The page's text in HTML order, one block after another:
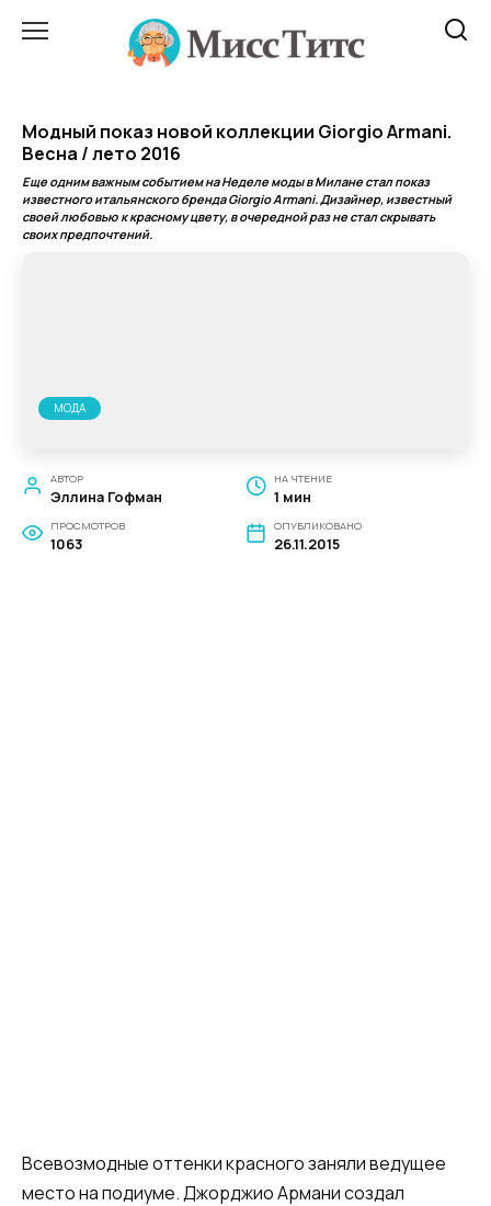
Модный показ новой коллекции Giorgio Armani.
Весна / лето 2016
Еще одним важным событием на Неделе моды в Милане стал показ
известного итальянского бренда Giorgio Armani. Дизайнер, известный
своей любовью к красному цвету, в очередной раз не стал скрывать
своих предпочтений.
МОДА
АВТОР
Эллина Гофман
НА ЧТЕНИЕ
1 мин
ПРОСМОТРОВ
1063
ОПУБЛИКОВАНО
26.11.2015
Всевозмодные оттенки красного заняли ведущее
место на подиуме. Джорджио Армани создал